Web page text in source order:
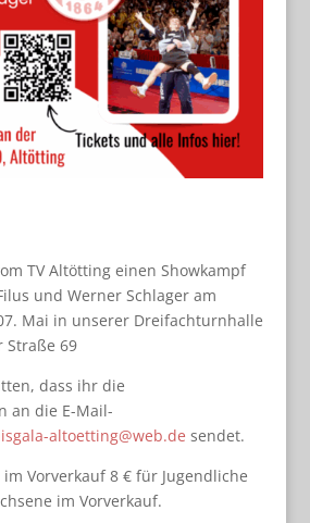
TV Altötting einen Showkampf
und Werner Schlager am
Mai in unserer Dreifachturnhalle
Straße 69
dass ihr die
an die E-Mail-
altoetting@web.de sendet.
im Vorverkauf 8 € für Jugendliche
im Vorverkauf.